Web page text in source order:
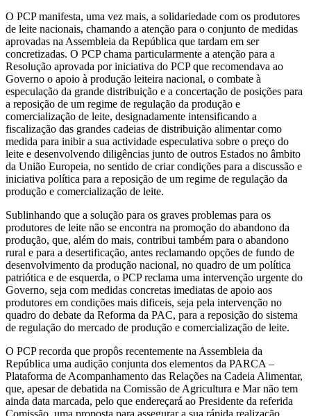
O PCP manifesta, uma vez mais, a solidariedade com os produtores
de leite nacionais, chamando a atenção para o conjunto de medidas
aprovadas na Assembleia da República que tardam em ser
concretizadas. O PCP chama particularmente a atenção para a
Resolução aprovada por iniciativa do PCP que recomendava ao
Governo o apoio à produção leiteira nacional, o combate à
especulação da grande distribuição e a concertação de posições para
a reposição de um regime de regulação da produção e
comercialização de leite, designadamente intensificando a
fiscalização das grandes cadeias de distribuição alimentar como
medida para inibir a sua actividade especulativa sobre o preço do
leite e desenvolvendo diligências junto de outros Estados no âmbito
da União Europeia, no sentido de criar condições para a discussão e
iniciativa política para a reposição de um regime de regulação da
produção e comercialização de leite.
Sublinhando que a solução para os graves problemas para os
produtores de leite não se encontra na promoção do abandono da
produção, que, além do mais, contribui também para o abandono
rural e para a desertificação, antes reclamando opções de fundo de
desenvolvimento da produção nacional, no quadro de um política
patriótica e de esquerda, o PCP reclama uma intervenção urgente do
Governo, seja com medidas concretas imediatas de apoio aos
produtores em condições mais dificeis, seja pela intervenção no
quadro do debate da Reforma da PAC, para a reposição do sistema
de regulação do mercado de produção e comercialização de leite.
O PCP recorda que propôs recentemente na Assembleia da
República uma audição conjunta dos elementos da PARCA –
Plataforma de Acompanhamento das Relações na Cadeia Alimentar,
que, apesar de debatida na Comissão de Agricultura e Mar não tem
ainda data marcada, pelo que endereçará ao Presidente da referida